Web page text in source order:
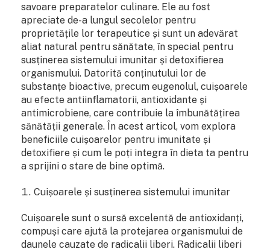
savoare preparatelor culinare. Ele au fost
apreciate de-a lungul secolelor pentru
proprietățile lor terapeutice și sunt un adevărat
aliat natural pentru sănătate, în special pentru
susținerea sistemului imunitar și detoxifierea
organismului. Datorită conținutului lor de
substanțe bioactive, precum eugenolul, cuișoarele
au efecte antiinflamatorii, antioxidante și
antimicrobiene, care contribuie la îmbunătățirea
sănătății generale. În acest articol, vom explora
beneficiile cuișoarelor pentru imunitate și
detoxifiere și cum le poți integra în dieta ta pentru
a sprijini o stare de bine optimă.
Cuișoarele și susținerea sistemului imunitar
Cuișoarele sunt o sursă excelentă de antioxidanți,
compuși care ajută la protejarea organismului de
daunele cauzate de radicalii liberi. Radicalii liberi